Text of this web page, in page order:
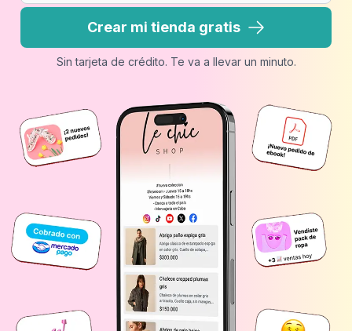
Crear mi tienda gratis
Sin tarjeta de crédito. Te va a llevar un minuto.